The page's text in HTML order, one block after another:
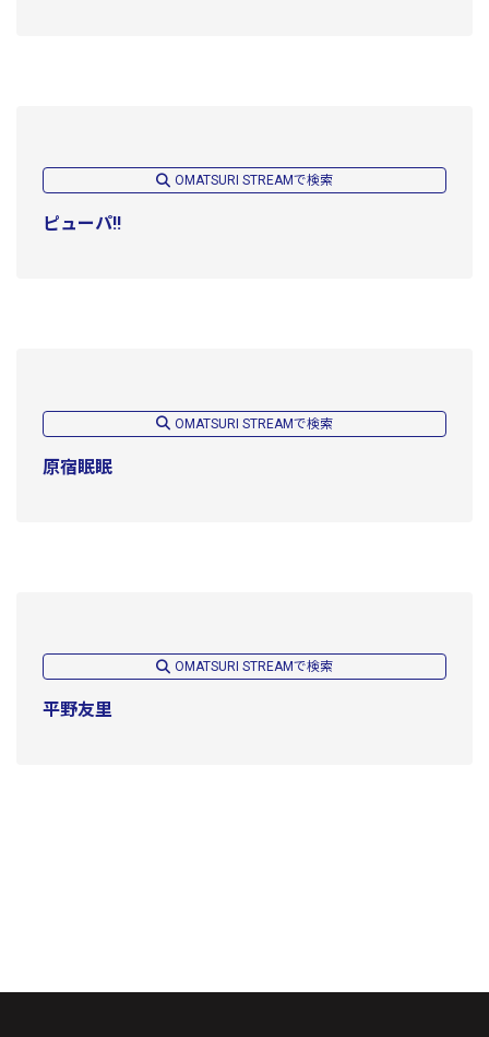
OMATSURI STREAMで検索
ピューパ!!
OMATSURI STREAMで検索
原宿眠眠
OMATSURI STREAMで検索
平野友里